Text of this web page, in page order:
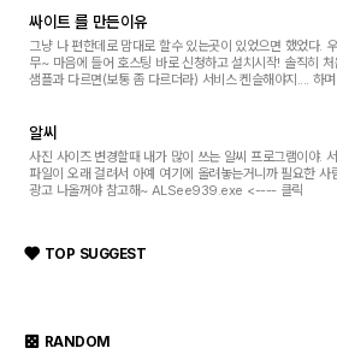
싸이트 를 만든이유
그냥 나 편한데로 맘대로 할수 있는곳이 있었으면 했었다.
무~ 마음에 들어 호스팅 바로 신청하고 설치시작! 솔직히
샘플과 다르면(보통 좀 다르더라) 서비스 켄슬해야지.... 하
알씨
사진 사이즈 변경할때 내가 많이 쓰는 알씨 프로그램이야.
파일이 오래 걸려서 아예 여기에 올려놓는거니까 필요한 사
광고 나올꺼야 참고해~ ALSee939.exe <---- 클릭
TOP SUGGEST
RANDOM